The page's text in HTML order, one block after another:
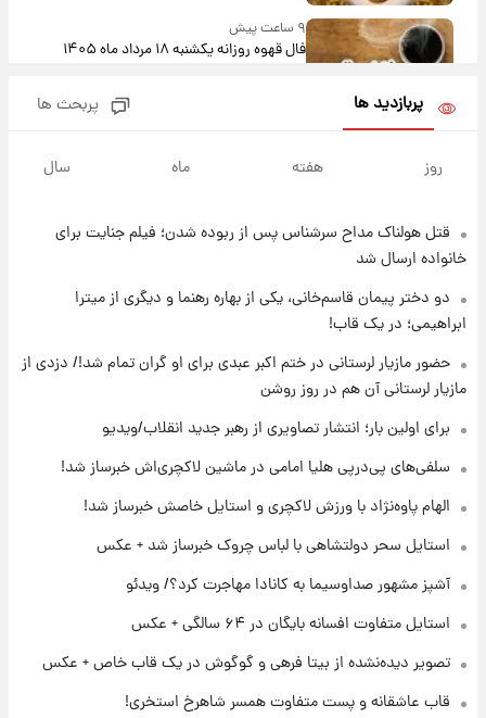
۹ ساعت پیش
فال قهوه روزانه یکشنبه ۱۸ مرداد ماه ۱۴۰۵
۱۷ ساعت پیش
لیونل مسی عزادار شد! + جزئیات
۲۱ ساعت پیش
لحظه برخورد رعد و برق به ساختمان مرکز تجارت
جهانی در آمریکا + فیلم
۲۱ ساعت پیش
برای اولین بار؛ انتشار تصاویری از رهبر جدید
انقلاب/ویدیو
تصاویر عمامه بستن به شیوه خاتمی/ویدیو
پربازدید ها پربحث ها
روز هفته ماه سال
قتل هولناک مداح سرشناس پس از ربوده شدن؛ فیلم جنایت برای
خانواده ارسال شد
دو دختر پیمان قاسم‌خانی، یکی از بهاره رهنما و دیگری از میترا
ابراهیمی؛ در یک قاب!
حضور مازیار لرستانی در ختم اکبر عبدی برای او گران تمام شد!/ دزدی از
مازیار لرستانی آن هم در روز روشن
برای اولین بار؛ انتشار تصاویری از رهبر جدید انقلاب/ویدیو
سلفی‌های پی‌درپی هلیا امامی در ماشین لاکچری‌اش خبرساز شد!
الهام پاوه‌نژاد با ورزش لاکچری و استایل خاصش خبرساز شد!
استایل سحر دولتشاهی با لباس چروک خبرساز شد + عکس
آشپز مشهور صداوسیما به کانادا مهاجرت کرد؟/ ویدئو
استایل متفاوت افسانه بایگان در ۶۴ سالگی + عکس
تصویر دیده‌نشده از بیتا فرهی و گوگوش در یک قاب خاص + عکس
قاب عاشقانه و پست متفاوت همسر شاهرخ استخری!